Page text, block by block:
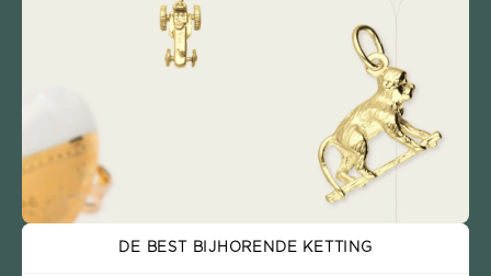
DE BEST BIJHORENDE KETTING